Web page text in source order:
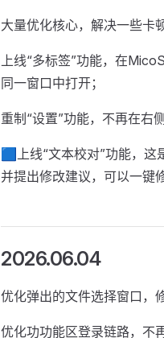
大量优化核心，解决一些卡
上线“多标签”功能，在
同一窗口中打开；
重制“设置”功能，不再在右
🟦上线“文本校对”功能，这
并提出修改建议，可以一键
2026.06.04
优化弹出的文件选择窗口，
优化功功能区登录链路，不